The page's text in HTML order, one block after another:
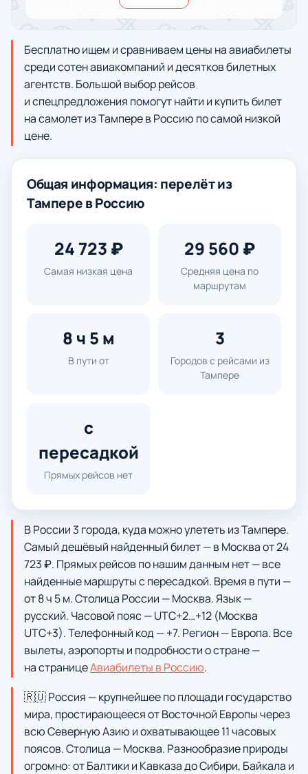
Бесплатно ищем и сравниваем цены на авиабилеты
среди сотен авиакомпаний и десятков билетных
агентств. Большой выбор рейсов
и спецпредложения помогут найти и купить билет
на самолет из Тампере в Россию по самой низкой
цене.
Общая информация: перелёт из
Тампере в Россию
24 723 ₽
Самая низкая цена
29 560 ₽
Средняя цена по
маршрутам
8 ч 5 м
В пути от
3
Городов с рейсами из
Тампере
с
пересадкой
Прямых рейсов нет
В России 3 города, куда можно улететь из Тампере.
Самый дешёвый найденный билет — в Москва от 24
723 ₽. Прямых рейсов по нашим данным нет — все
найденные маршруты с пересадкой. Время в пути —
от 8 ч 5 м. Столица России — Москва. Язык —
русский. Часовой пояс — UTC+2…+12 (Москва
UTC+3). Телефонный код — +7. Регион — Европа. Все
вылеты, аэропорты и подробности о стране —
на страницеАвиабилеты в Россию.
🇷🇺 Россия — крупнейшее по площади государство
мира, простирающееся от Восточной Европы через
всю Северную Азию и охватывающее 11 часовых
поясов. Столица — Москва. Разнообразие природы
огромно: от Балтики и Кавказа до Сибири, Байкала и